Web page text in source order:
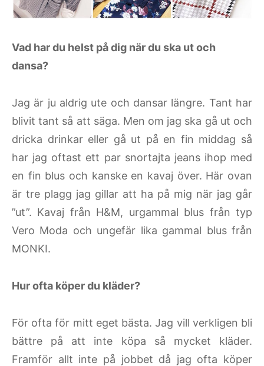
Vad har du helst på dig när du ska ut och
dansa?
Jag är ju aldrig ute och dansar längre. Tant har
blivit tant så att säga. Men om jag ska gå ut och
dricka drinkar eller gå ut på en fin middag så
har jag oftast ett par snortajta jeans ihop med
en fin blus och kanske en kavaj över. Här ovan
är tre plagg jag gillar att ha på mig när jag går
”ut”. Kavaj från H&M, urgammal blus från typ
Vero Moda och ungefär lika gammal blus från
MONKI.
Hur ofta köper du kläder?
För ofta för mitt eget bästa. Jag vill verkligen bli
bättre på att inte köpa så mycket kläder.
Framför allt inte på jobbet då jag ofta köper